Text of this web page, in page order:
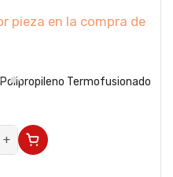
pieza en la compra de
+